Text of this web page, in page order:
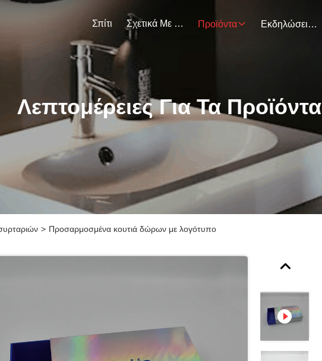
Σπίτι Σχετικά Με Εμάς Προϊόντα Εκδηλώσεις
Λεπτομέρειες Για Τα Προϊόντα
> Προσαρμοσμένα κουτιά δώρων με λογότυπο